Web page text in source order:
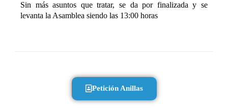
Sin más asuntos que tratar, se da por finalizada y se
levanta la Asamblea siendo las 13:00 horas
Petición Anillas